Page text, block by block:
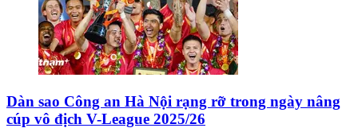
Dàn sao Công an Hà Nội rạng rỡ trong ngày nâng
cúp vô địch V-League 2025/26